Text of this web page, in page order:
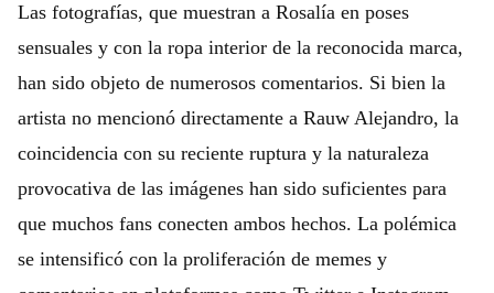
Las fotografías, que muestran a Rosalía en poses
sensuales y con la ropa interior de la reconocida marca,
han sido objeto de numerosos comentarios. Si bien la
artista no mencionó directamente a Rauw Alejandro, la
coincidencia con su reciente ruptura y la naturaleza
provocativa de las imágenes han sido suficientes para
que muchos fans conecten ambos hechos. La polémica
se intensificó con la proliferación de memes y